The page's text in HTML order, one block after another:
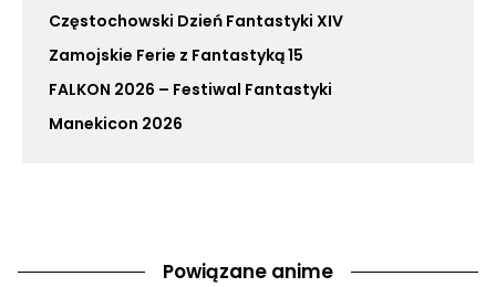
Częstochowski Dzień Fantastyki XIV
Zamojskie Ferie z Fantastyką 15
FALKON 2026 – Festiwal Fantastyki
Manekicon 2026
Powiązane anime